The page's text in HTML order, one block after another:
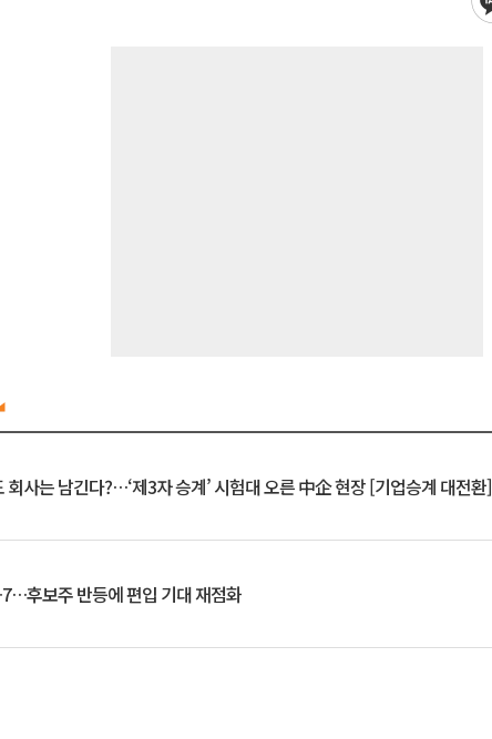
회사는 남긴다?…‘제3자 승계’ 시험대 오른 中企 현장 [기업승계 대전환]
후보주 반등에 편입 기대 재점화